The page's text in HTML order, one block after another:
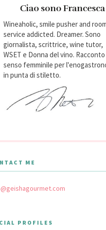
Ciao sono Francesca
Wineaholic, smile pusher and
service addicted. Dreamer. Sono
giornalista, scrittrice, wine tutor,
WSET e Donna del vino.
senso femminile per
in punta di stiletto.
ME
PROFILES